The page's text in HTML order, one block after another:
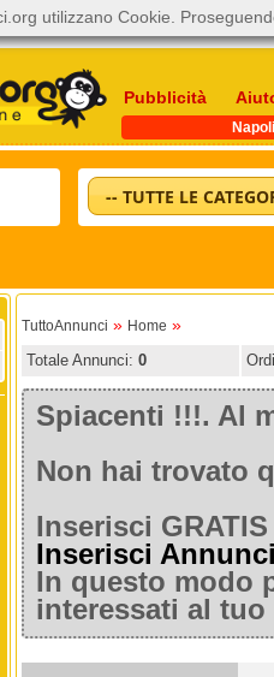
Pubblicità
Napoli
-- TUTTE LE
TuttoAnnunci » Home »
Totale Annunci: 0
Spiacenti !!!. Al
Non hai trovato
Inserisci
Inserisci
In questo modo
interessati al
utilizzano Cookie.